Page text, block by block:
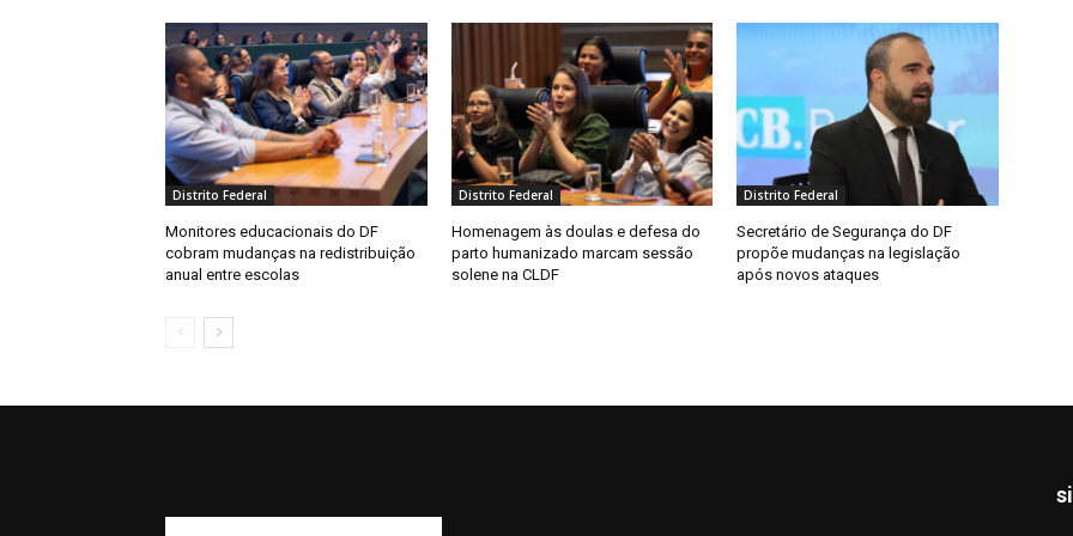
Distrito Federal
Monitores educacionais do DF
cobram mudanças na redistribuição
anual entre escolas
Distrito Federal
Homenagem às doulas e defesa do
parto humanizado marcam sessão
solene na CLDF
Distrito Federal
Secretário de Segurança do DF
propõe mudanças na legislação
após novos ataques